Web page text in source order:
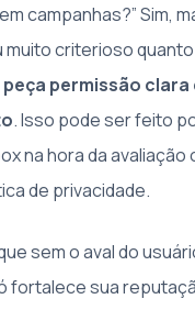
campanhas?” Sim,
muito criterioso
peça permissão
. Isso pode ser feito
na hora da avaliação
de privacidade.
sem o aval do
fortalece sua